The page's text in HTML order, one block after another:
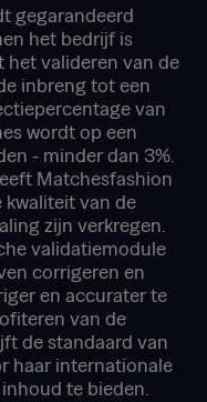
gegarandeerd
het bedrijf is
valideren van de
inbreng tot een
van
wordt op een
- minder dan 3%.
Matchesfashion
van de
zijn verkregen.
validatiemodule
corrigeren en
en accurater te
van de
de standaard van
haar internationale
te bieden.